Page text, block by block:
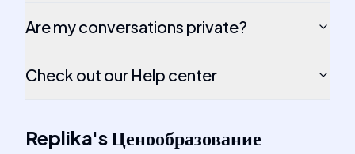
Are my conversations private?
Check out our Help center
Replika'sЦенообразование